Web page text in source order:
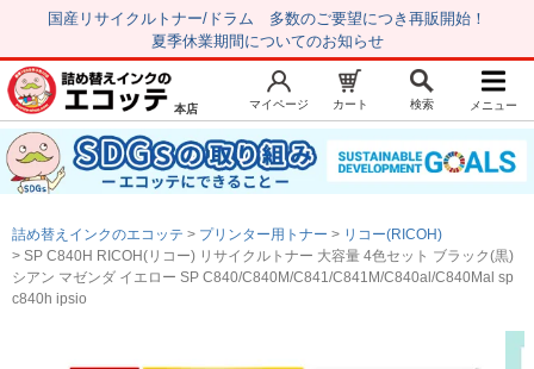
国産リサイクルトナー/ドラム 多数のご要望につき再販開始！
夏季休業期間についてのお知らせ
新規会員登録 マイページ
トップページ お気に入り
注文履歴 レビュー履歴
はじめての方へ
本店 マイページ カート 検索 メニュー
詰め替えインクのエコッテ プリンター用トナー
リコー(RICOH)
SP C840H RICOH(リコー) リサイクルトナー 大容量 4色セット ブラック(黒)
シアン マゼンダ イエロー SP C840/C840M/C841/C841M/C840al/C840Mal sp
c840h ipsio